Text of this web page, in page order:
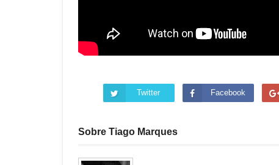
Twitter Facebook
Sobre Tiago Marques